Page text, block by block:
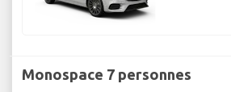
Monospace 7 personnes